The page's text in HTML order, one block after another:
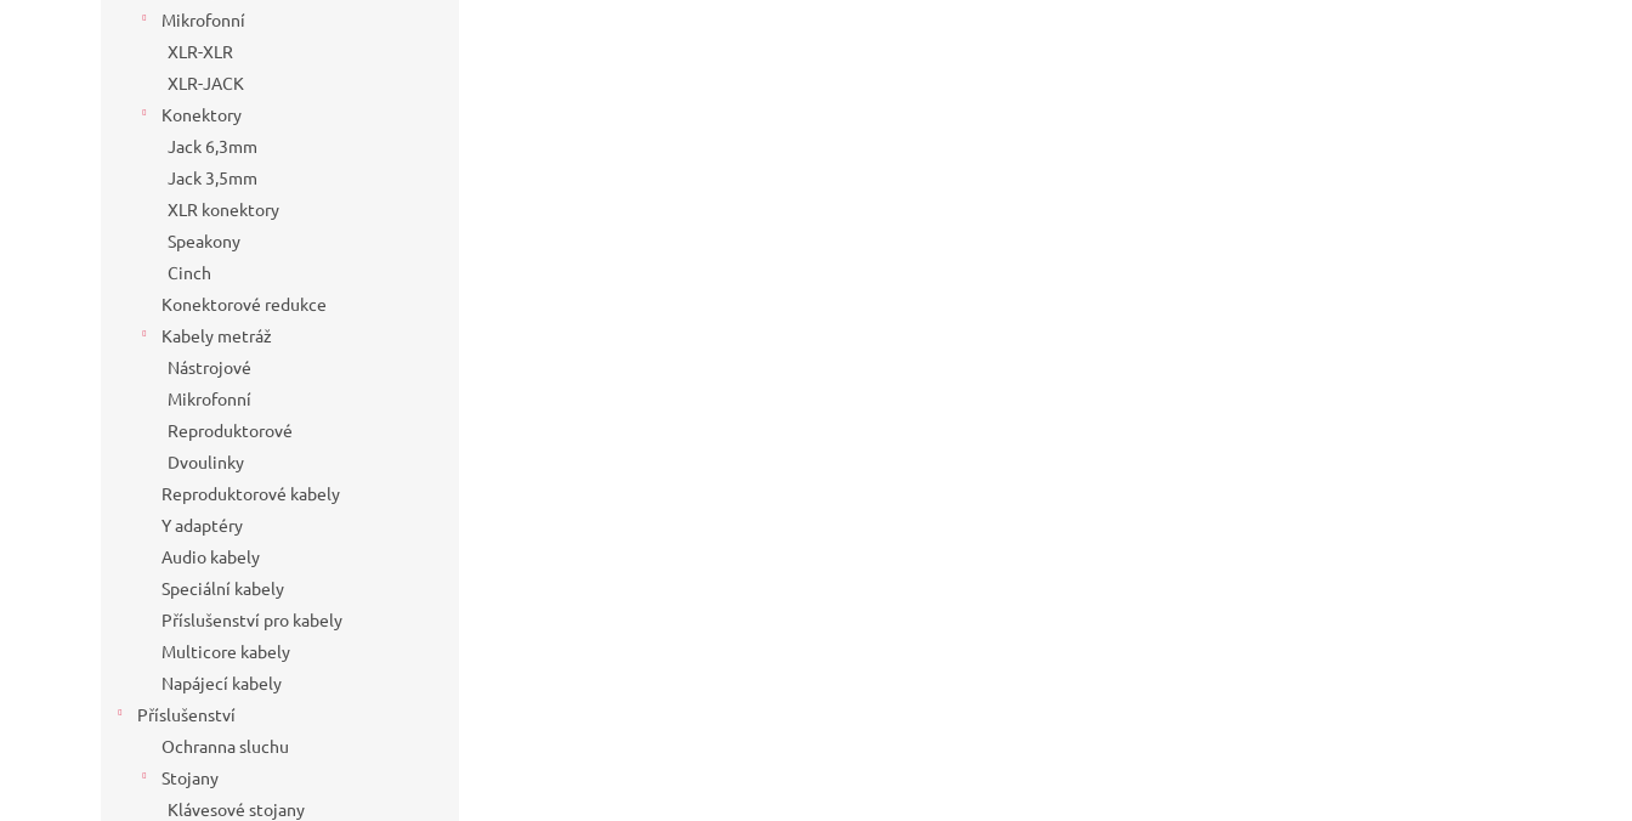
Mikrofonní
XLR-XLR
XLR-JACK
Konektory
Jack 6,3mm
Jack 3,5mm
XLR konektory
Speakony
Cinch
Konektorové redukce
Kabely metráž
Nástrojové
Mikrofonní
Reproduktorové
Dvoulinky
Reproduktorové kabely
Y adaptéry
Audio kabely
Speciální kabely
Příslušenství pro kabely
Multicore kabely
Napájecí kabely
Příslušenství
Ochranna sluchu
Stojany
Klávesové stojany